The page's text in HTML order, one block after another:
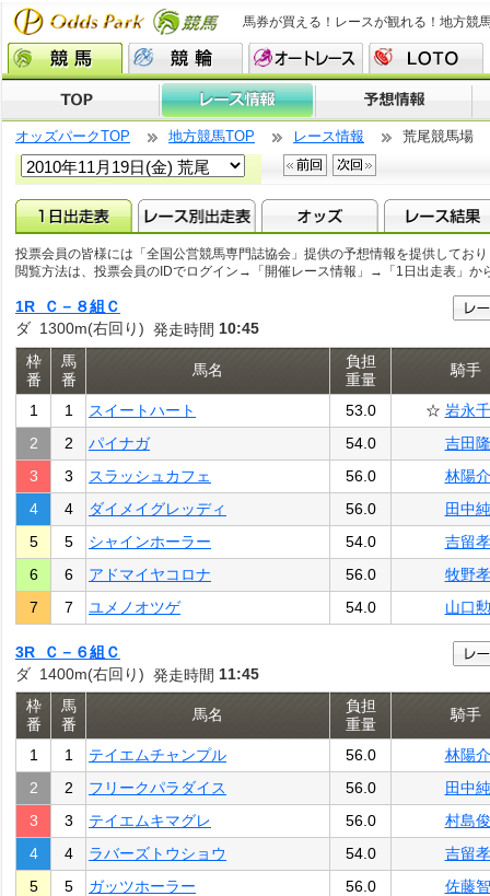
馬券が買える！レースが観れる！地方競
オッズパークTOP 地方競馬TOP レース情報 荒尾競馬場
投票会員の皆様には「全国公営競馬専門誌協会」提供の予想情報を提供してお
閲覧方法は、投票会員のIDでログイン→「開催レース情報」→「1日出走表」か
1R Ｃ－８組Ｃ
ダ 1300m(右回り) 発走時間 10:45
枠
番
馬
番
馬名
負担
重量
騎手
1 1 スイートハート 53.0 ☆ 岩永千
2
2 パイナガ 54.0
吉田隆
3
3 スラッシュカフェ 56.0
林陽介
4
4 ダイメイグレッディ 56.0
田中純
5
5 シャインホーラー 54.0
吉留孝
6
6 アドマイヤコロナ 56.0
牧野孝
7
7 ユメノオツゲ 54.0 山口勲
3R Ｃ－６組Ｃ
ダ 1400m(右回り) 発走時間 11:45
枠
番
馬
番
馬名
負担
重量
騎手
1 1 テイエムチャンプル 56.0
林陽介
2
2 フリークパラダイス 56.0
田中純
3
3 テイエムキマグレ 56.0
村島俊
4
4 ラバーズトウショウ 54.0
吉留孝
5
5 ガッツホーラー 56.0
佐藤智